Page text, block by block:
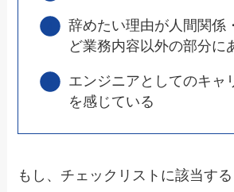
辞めたい理由が人間関係
ど業務内容以外の部分に
エンジニアとしてのキャ
を感じている
もし、チェックリストに該当す